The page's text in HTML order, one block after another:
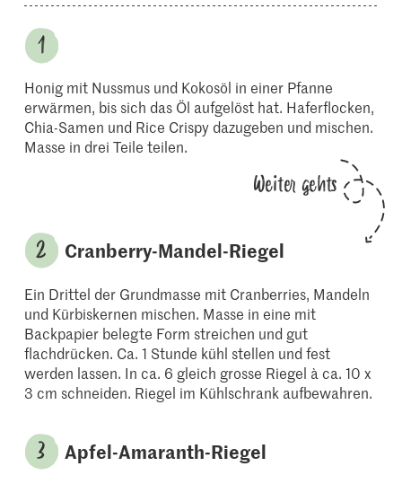
Honig mit Nussmus und Kokosöl in einer Pfanne
erwärmen, bis sich das Öl aufgelöst hat. Haferflocken,
Chia-Samen und Rice Crispy dazugeben und mischen.
Masse in drei Teile teilen.
Weiter gehts
Cranberry-Mandel-Riegel
Ein Drittel der Grundmasse mit Cranberries, Mandeln
und Kürbiskernen mischen. Masse in eine mit
Backpapier belegte Form streichen und gut
flachdrücken. Ca. 1 Stunde kühl stellen und fest
werden lassen. In ca. 6 gleich grosse Riegel à ca. 10 x
3 cm schneiden. Riegel im Kühlschrank aufbewahren.
Apfel-Amaranth-Riegel